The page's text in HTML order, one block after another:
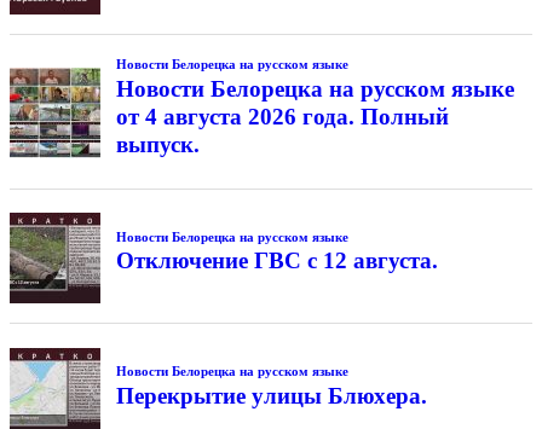
Новости Белорецка на русском языке
Новости Белорецка на русском языке
от 4 августа 2026 года. Полный
выпуск.
Новости Белорецка на русском языке
Отключение ГВС с 12 августа.
Новости Белорецка на русском языке
Перекрытие улицы Блюхера.